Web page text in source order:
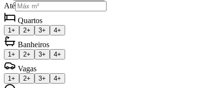
Até
Quartos
1+ 2+ 3+ 4+
Banheiros
1+ 2+ 3+ 4+
Vagas
1+ 2+ 3+ 4+